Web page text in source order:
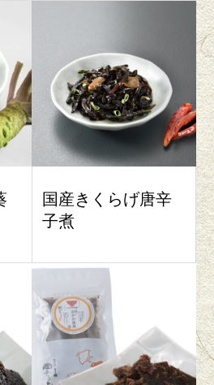
国産きくらげ唐辛
子煮